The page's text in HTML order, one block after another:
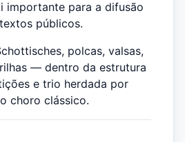
importante para a difusão
públicos.
polcas, valsas,
— dentro da estrutura
e trio herdada por
choro clássico.